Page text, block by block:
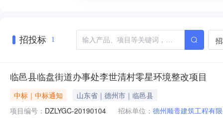
招投标 1
临邑县临盘街道办事处李世清村零星环境整改项目
中标｜中标通知
山东省｜德州市｜临邑县
项目编号： DZLYGC-20190104 招标单位： 德州顺贵建筑工程有